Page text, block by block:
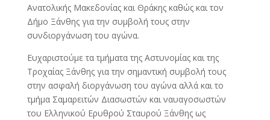
Ανατολικής Μακεδονίας και Θράκης καθώς και τον
Δήμο Ξάνθης για την συμβολή τους στην
συνδιοργάνωση του αγώνα.
Ευχαριστούμε τα τμήματα της Αστυνομίας και της
Τροχαίας Ξάνθης για την σημαντική συμβολή τους
στην ασφαλή διοργάνωση του αγώνα αλλά και το
τμήμα Σαμαρειτών Διασωστών και ναυαγοσωστών
του Ελληνικού Ερυθρού Σταυρού Ξάνθης ως